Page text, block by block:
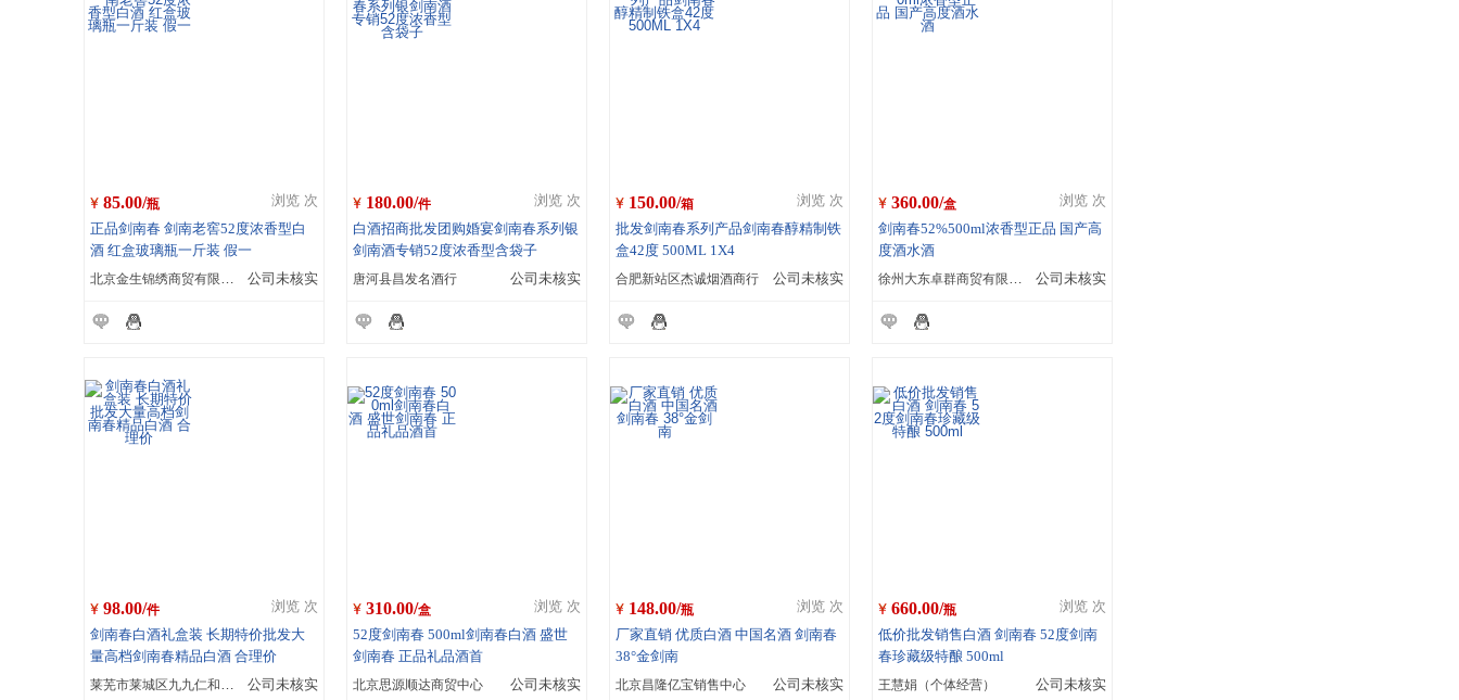
85.00/瓶 浏览 次
正品剑南春 剑南老窖52度浓香型白
酒 红盒玻璃瓶一斤装 假一
北京金生锦绣商贸有限公司 公司未核实
180.00/件 浏览 次
白酒招商批发团购婚宴剑南春系列银
剑南酒专销52度浓香型含袋子
唐河县昌发名酒行 公司未核实
150.00/箱 浏览 次
批发剑南春系列产品剑南春醇精制铁
盒42度 500ML 1X4
合肥新站区杰诚烟酒商行 公司未核实
360.00/盒 浏览 次
剑南春52%500ml浓香型正品 国产高
度酒水酒
徐州大东卓群商贸有限公司 公司未核实
98.00/件 浏览 次
剑南春白酒礼盒装 长期特价批发大
量高档剑南春精品白酒 合理价
莱芜市莱城区九九仁和酒水经营部 公司未核实
310.00/盒 浏览 次
52度剑南春 500ml剑南春白酒 盛世
剑南春 正品礼品酒首
北京思源顺达商贸中心 公司未核实
148.00/瓶 浏览 次
厂家直销 优质白酒 中国名酒 剑南春
38°金剑南
北京昌隆亿宝销售中心 公司未核实
660.00/瓶 浏览 次
低价批发销售白酒 剑南春 52度剑南
春珍藏级特酿 500ml
王慧娟（个体经营） 公司未核实